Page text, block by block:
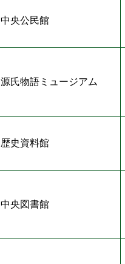
中央公民館
源氏物語ミュージアム
歴史資料館
中央図書館